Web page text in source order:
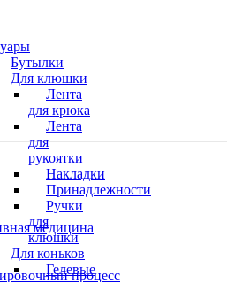
Бутылки
Для клюшки
Лента
для крюка
Лента
для
рукоятки
Накладки
Принадлежности
Ручки
для
клюшки
Для коньков
Гелевые
медицина
процесс